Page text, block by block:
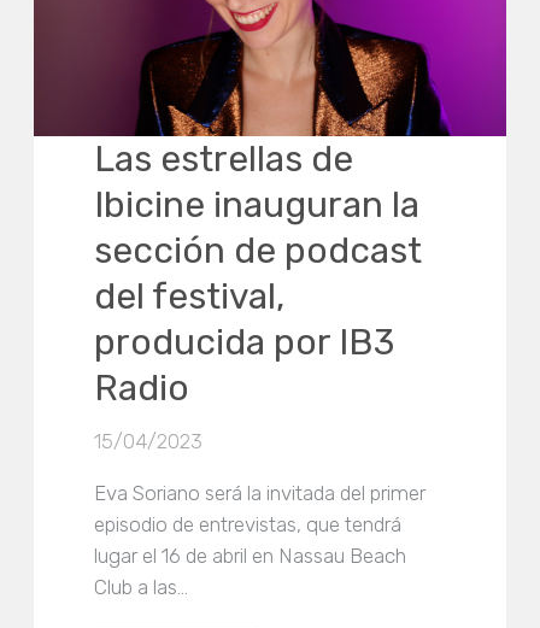
Las estrellas de
Ibicine inauguran la
sección de podcast
del festival,
producida por IB3
Radio
15/04/2023
Eva Soriano será la invitada del primer
episodio de entrevistas, que tendrá
lugar el 16 de abril en Nassau Beach
Club a las…